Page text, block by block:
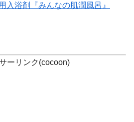
入浴剤『みんなの肌潤風呂』
ーリンク(cocoon)